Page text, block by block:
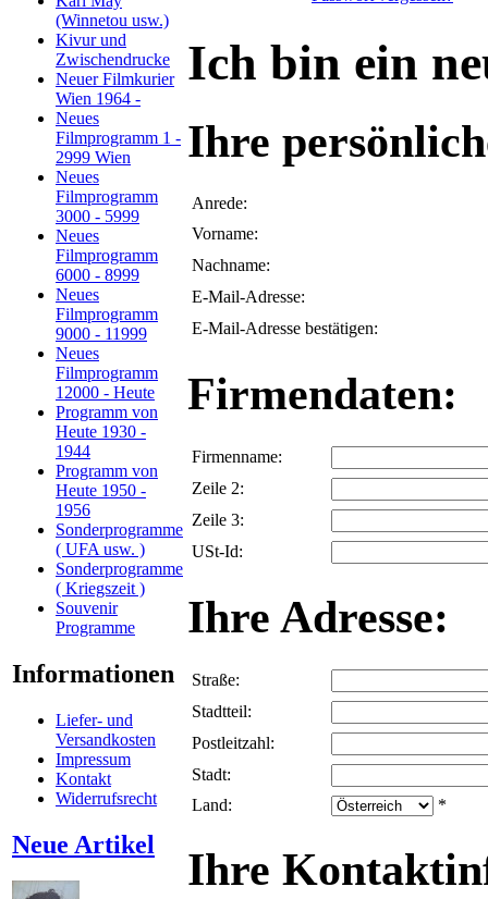
(Winnetou usw.)
Kivur und
Zwischendrucke
Neuer Filmkurier
Wien 1964 -
Neues
Filmprogramm 1 -
2999 Wien
Neues
Filmprogramm
3000 - 5999
Neues
Filmprogramm
6000 - 8999
Neues
Filmprogramm
9000 - 11999
Neues
Filmprogramm
12000 - Heute
Programm von
Heute 1930 -
1944
Programm von
Heute 1950 -
1956
Sonderprogramme
( UFA usw. )
Sonderprogramme
( Kriegszeit )
Souvenir
Programme
Informationen
Liefer- und
Versandkosten
Impressum
Kontakt
Widerrufsrecht
Neue Artikel
Ich bin ein
Ihre
Anrede:
Vorname:
Nachname:
E-Mail-Adresse:
E-Mail-Adresse bestätigen:
Firmendaten:
Firmenname:
Zeile 2:
Zeile 3:
USt-Id:
Ihre Adresse:
Straße:
Stadtteil:
Postleitzahl:
Stadt:
Land:
*
Ihre